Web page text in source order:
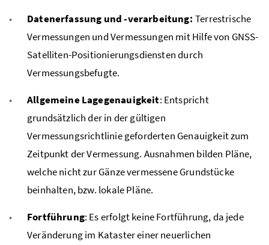
Datenerfassung und -verarbeitung: Terrestrische
Vermessungen und Vermessungen mit Hilfe von GNSS-
Satelliten-Positionierungsdiensten durch
Vermessungsbefugte.
Allgemeine Lagegenauigkeit: Entspricht
grundsätzlich der in der gültigen
Vermessungsrichtlinie geforderten Genauigkeit zum
Zeitpunkt der Vermessung. Ausnahmen bilden Pläne,
welche nicht zur Gänze vermessene Grundstücke
beinhalten, bzw. lokale Pläne.
Fortführung: Es erfolgt keine Fortführung, da jede
Veränderung im Kataster einer neuerlichen